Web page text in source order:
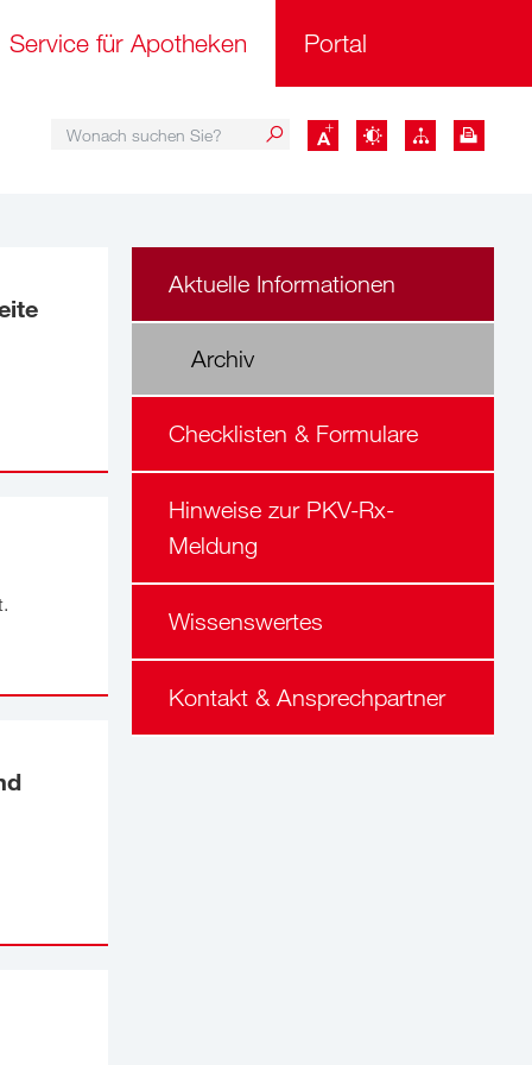
Service für Apotheken Portal
Wonach suchen Sie?
Aktuelle Informationen
Archiv
Checklisten & Formulare
Hinweise zur PKV-Rx-
Meldung
Wissenswertes
Kontakt & Ansprechpartner